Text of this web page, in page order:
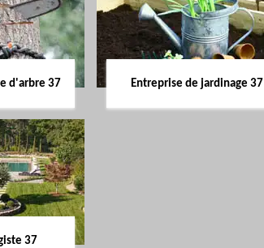
d'arbre 37 Entreprise de jardinage 37
37